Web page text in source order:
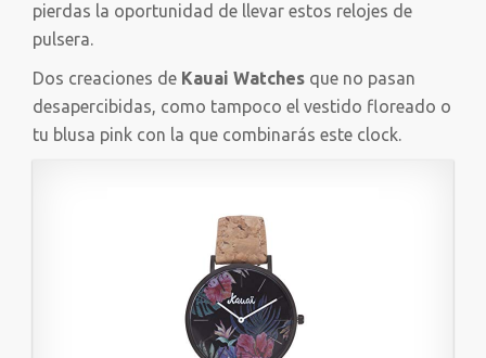
pierdas la oportunidad de llevar estos relojes de
pulsera.
Dos creaciones de Kauai Watches que no pasan
desapercibidas, como tampoco el vestido floreado o
tu blusa pink con la que combinarás este clock.